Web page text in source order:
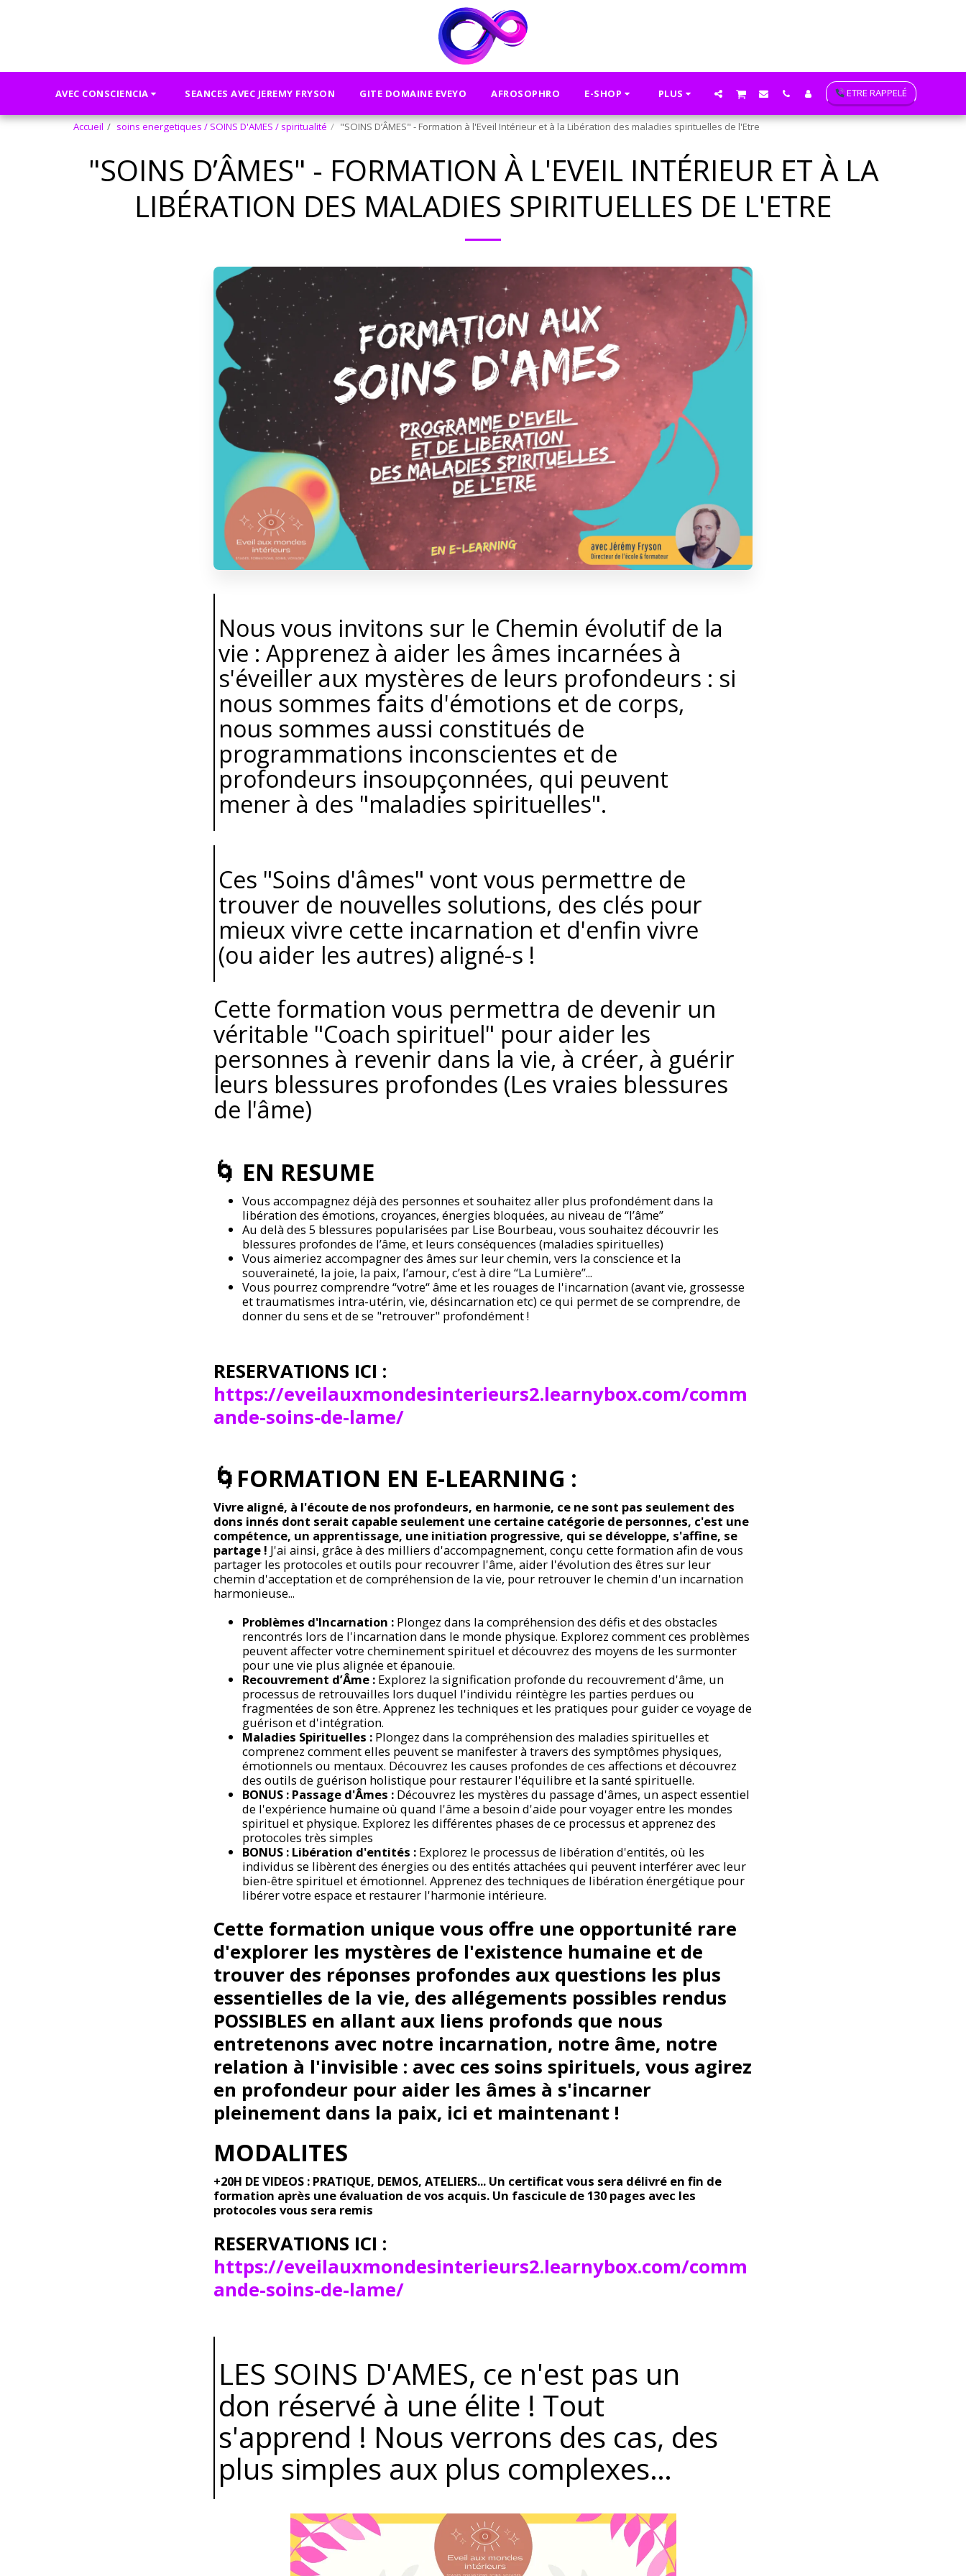
AVEC CONSCIENCIA SEANCES AVEC JEREMY FRYSON GITE DOMAINE EVEYO AFROSOPHRO E-SHOP PLUS ETRE RAPPELÉ
Accueil soins energetiques / SOINS D'AMES / spiritualité "SOINS D’ÂMES" - Formation à l'Eveil Intérieur et à la Libération des maladies spirituelles de l'Etre
"SOINS D’ÂMES" - FORMATION À L'EVEIL INTÉRIEUR ET À LA
LIBÉRATION DES MALADIES SPIRITUELLES DE L'ETRE
Nous vous invitons sur le Chemin évolutif de la
vie : Apprenez à aider les âmes incarnées à
s'éveiller aux mystères de leurs profondeurs : si
nous sommes faits d'émotions et de corps,
nous sommes aussi constitués de
programmations inconscientes et de
profondeurs insoupçonnées, qui peuvent
mener à des "maladies spirituelles".
Ces "Soins d'âmes" vont vous permettre de
trouver de nouvelles solutions, des clés pour
mieux vivre cette incarnation et d'enfin vivre
(ou aider les autres) aligné-s !
Cette formation vous permettra de devenir un
véritable "Coach spirituel" pour aider les
personnes à revenir dans la vie, à créer, à guérir
leurs blessures profondes (Les vraies blessures
de l'âme)
🌀 EN RESUME
Vous accompagnez déjà des personnes et souhaitez aller plus profondément dans la
libération des émotions, croyances, énergies bloquées, au niveau de “l’âme”
Au delà des 5 blessures popularisées par Lise Bourbeau, vous souhaitez découvrir les
blessures profondes de l’âme, et leurs conséquences (maladies spirituelles)
Vous aimeriez accompagner des âmes sur leur chemin, vers la conscience et la
souveraineté, la joie, la paix, l’amour, c’est à dire “La Lumière”...
Vous pourrez comprendre “votre“ âme et les rouages de l'incarnation (avant vie, grossesse
et traumatismes intra-utérin, vie, désincarnation etc) ce qui permet de se comprendre, de
donner du sens et de se "retrouver" profondément !
RESERVATIONS ICI :
https://eveilauxmondesinterieurs2.learnybox.com/comm
ande-soins-de-lame/
🌀FORMATION EN E-LEARNING :
Vivre aligné, à l'écoute de nos profondeurs, en harmonie, ce ne sont pas seulement des
dons innés dont serait capable seulement une certaine catégorie de personnes, c'est une
compétence, un apprentissage, une initiation progressive, qui se développe, s'affine, se
partage ! J'ai ainsi, grâce à des milliers d'accompagnement, conçu cette formation afin de vous
partager les protocoles et outils pour recouvrer l'âme, aider l'évolution des êtres sur leur
chemin d'acceptation et de compréhension de la vie, pour retrouver le chemin d'un incarnation
harmonieuse...
Problèmes d'Incarnation : Plongez dans la compréhension des défis et des obstacles
rencontrés lors de l'incarnation dans le monde physique. Explorez comment ces problèmes
peuvent affecter votre cheminement spirituel et découvrez des moyens de les surmonter
pour une vie plus alignée et épanouie.
Recouvrement d’Âme : Explorez la signification profonde du recouvrement d'âme, un
processus de retrouvailles lors duquel l'individu réintègre les parties perdues ou
fragmentées de son être. Apprenez les techniques et les pratiques pour guider ce voyage de
guérison et d'intégration.
Maladies Spirituelles : Plongez dans la compréhension des maladies spirituelles et
comprenez comment elles peuvent se manifester à travers des symptômes physiques,
émotionnels ou mentaux. Découvrez les causes profondes de ces affections et découvrez
des outils de guérison holistique pour restaurer l'équilibre et la santé spirituelle.
BONUS : Passage d'Âmes : Découvrez les mystères du passage d'âmes, un aspect essentiel
de l'expérience humaine où quand l'âme a besoin d'aide pour voyager entre les mondes
spirituel et physique. Explorez les différentes phases de ce processus et apprenez des
protocoles très simples
BONUS : Libération d'entités : Explorez le processus de libération d'entités, où les
individus se libèrent des énergies ou des entités attachées qui peuvent interférer avec leur
bien-être spirituel et émotionnel. Apprenez des techniques de libération énergétique pour
libérer votre espace et restaurer l'harmonie intérieure.
Cette formation unique vous offre une opportunité rare
d'explorer les mystères de l'existence humaine et de
trouver des réponses profondes aux questions les plus
essentielles de la vie, des allégements possibles rendus
POSSIBLES en allant aux liens profonds que nous
entretenons avec notre incarnation, notre âme, notre
relation à l'invisible : avec ces soins spirituels, vous agirez
en profondeur pour aider les âmes à s'incarner
pleinement dans la paix, ici et maintenant !
MODALITES
+20H DE VIDEOS : PRATIQUE, DEMOS, ATELIERS... Un certificat vous sera délivré en fin de
formation après une évaluation de vos acquis. Un fascicule de 130 pages avec les
protocoles vous sera remis
RESERVATIONS ICI :
https://eveilauxmondesinterieurs2.learnybox.com/comm
ande-soins-de-lame/
LES SOINS D'AMES, ce n'est pas un
don réservé à une élite ! Tout
s'apprend ! Nous verrons des cas, des
plus simples aux plus complexes…